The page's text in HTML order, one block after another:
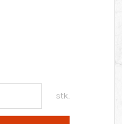
stk.